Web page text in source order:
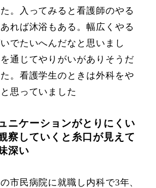
。入ってみると看護師のやる
れば沐浴もある。幅広くやる
でたいへんだなと思いまし
通じてやりがいがありそうだ
。看護学生のときは外科をや
思っていました
ニケーションがとりにくい
察していくと糸口が見えて
深い
市民病院に就職し内科で3年、